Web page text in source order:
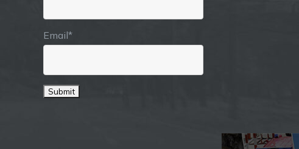
Email*